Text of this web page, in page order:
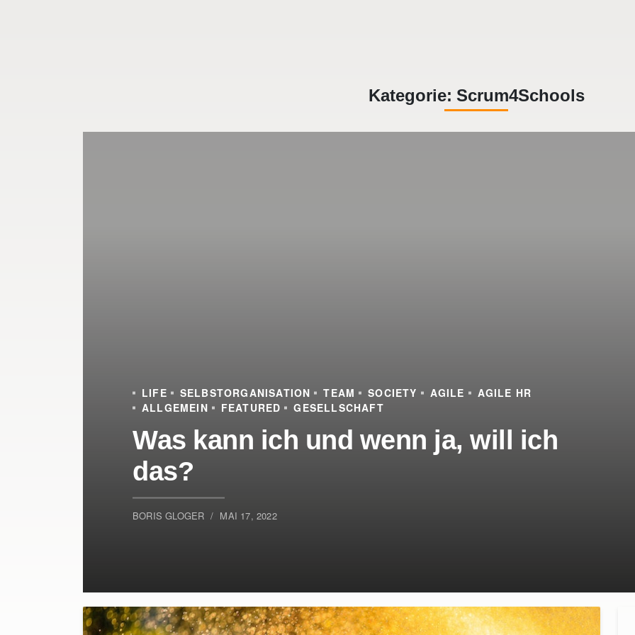
Kategorie: Scrum4Schools
LIFE SELBSTORGANISATION TEAM SOCIETY AGILE
AGILE HR
ALLGEMEIN
FEATURED GESELLSCHAFT
Was kann ich und wenn ja, will ich
das?
BORIS GLOGER MAI 17, 2022